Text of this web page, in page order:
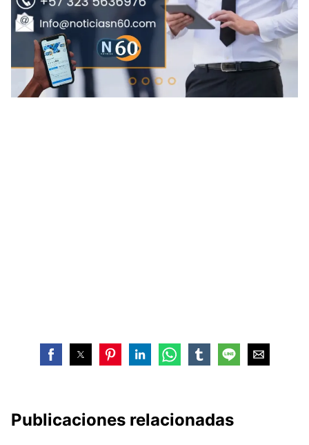
Publicaciones relacionadas